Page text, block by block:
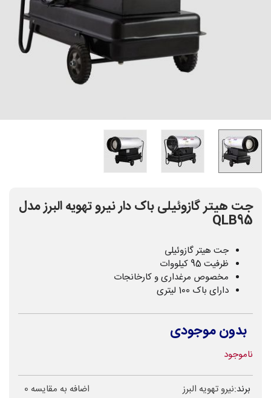
جت هیتر گازوئیلی باک دار نیرو تهویه البرز مدل
QLB95
جت هیتر گازوئیلی
ظرفیت 95 کیلووات
مخصوص مرغداری و کارخانجات
دارای باک 100 لیتری
بدون موجودی
ناموجود
برند:نیرو تهویه البرز اضافه به مقایسه 0